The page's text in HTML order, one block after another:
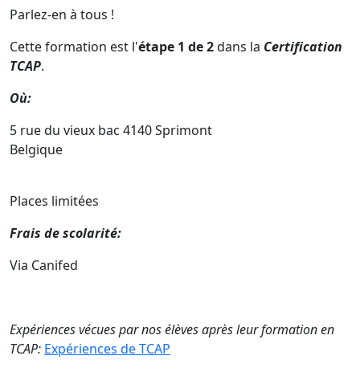
Parlez-en à tous !
Cette formation est l'étape 1 de 2dans la Certification
TCAP.
Où:
5 rue du vieux bac 4140 Sprimont
Belgique
Places limitées
Frais de scolarité:
Via Canifed
Expériences vécues par nos élèves après leur formation en
TCAP: Expériences de TCAP